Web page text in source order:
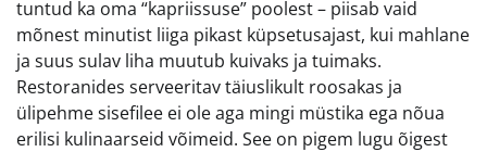
tuntud ka oma “kapriissuse” poolest – piisab vaid
mõnest minutist liiga pikast küpsetusajast, kui mahlane
ja suus sulav liha muutub kuivaks ja tuimaks.
Restoranides serveeritav täiuslikult roosakas ja
ülipehme sisefilee ei ole aga mingi müstika ega nõua
erilisi kulinaarseid võimeid. See on pigem lugu õigest